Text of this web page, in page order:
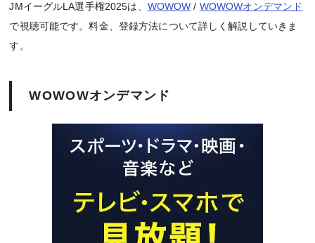
JMイーグルLA選手権2025は、 WOWOW / WOWOWオンデマンド
で視聴可能です。料金、登録方法について詳しく解説していきま
す。
WOWOWオンデマンド